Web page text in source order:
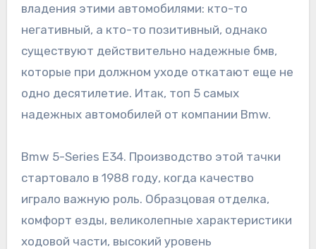
владения этими автомобилями: кто-то
негативный, а кто-то позитивный, однако
существуют действительно надежные бмв,
которые при должном уходе откатают еще не
одно десятилетие. Итак, топ 5 самых
надежных автомобилей от компании Bmw.
Bmw 5-Series Е34. Производство этой тачки
стартовало в 1988 году, когда качество
играло важную роль. Образцовая отделка,
комфорт езды, великолепные характеристики
ходовой части, высокий уровень